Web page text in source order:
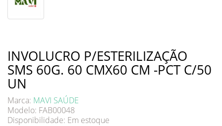
INVOLUCRO P/ESTERILIZAÇÃO
SMS 60G. 60 CMX60 CM -PCT C/50
UN
Marca: MAVI SAÚDE
Modelo: FAB00048
Disponibilidade: Em estoque